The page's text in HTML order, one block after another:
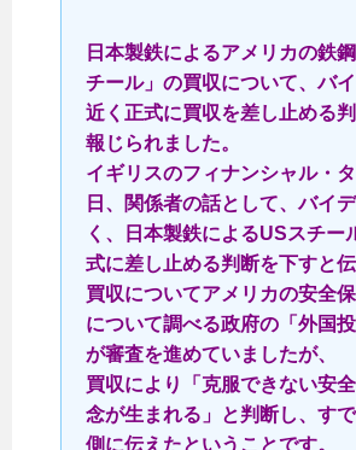
日本製鉄によるアメリカの鉄
チール」の買収について、バ
近く正式に買収を差し止める
報じられました。
イギリスのフィナンシャル・
日、関係者の話として、バイ
く、日本製鉄によるUSスチー
式に差し止める判断を下すと伝
買収についてアメリカの安全
について調べる政府の「外国投
が審査を進めていましたが、
買収により「克服できない安
念が生まれる」と判断し、す
側に伝えたということです。